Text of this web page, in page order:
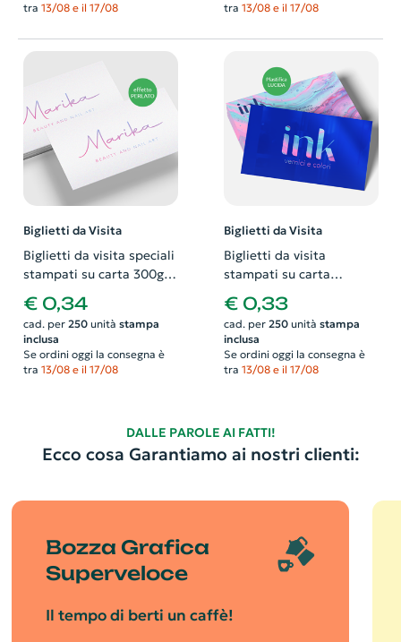
tra 13/08 e il 17/08
tra 13/08 e il 17/08
Biglietti da Visita
Biglietti da visita speciali
stampati su carta 300gr
effetto perlato.
Possibilità di richiedere
anche il progetto grafico
€ 0,34
cad. per 250unità stampa
inclusa
Se ordini oggi la consegna è
tra 13/08 e il 17/08
Biglietti da Visita
Biglietti da visita
stampati su carta
patinata 350gr e
plastificati lucido.
Possibilità di richiedere
anche il progetto grafico
€ 0,33
cad. per 250unità stampa
inclusa
Se ordini oggi la consegna è
tra 13/08 e il 17/08
DALLE PAROLE AI FATTI!
Ecco cosa Garantiamo ai nostri clienti:
Bozza Grafica
Superveloce
Il tempo di berti un caffè!